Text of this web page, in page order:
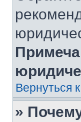
Вернуться
»